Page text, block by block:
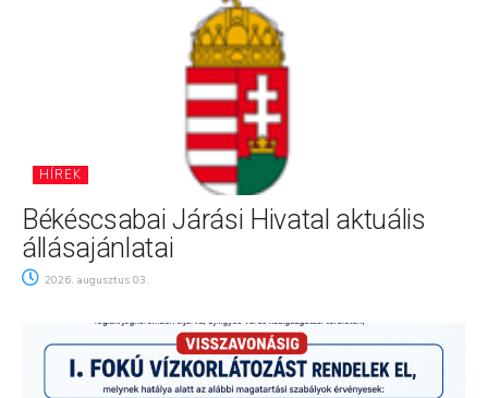
HÍREK
Békéscsabai Járási Hivatal aktuális
állásajánlatai
2026. augusztus 03.